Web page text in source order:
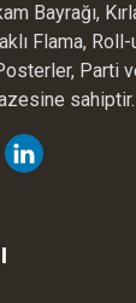
Bayrağı,
Flama,
Parti
sahiptir.